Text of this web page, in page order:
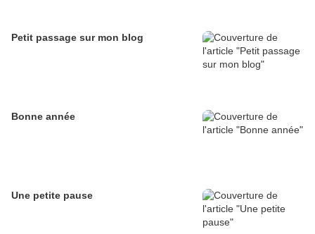
Petit passage sur mon blog
Bonne année
Une petite pause